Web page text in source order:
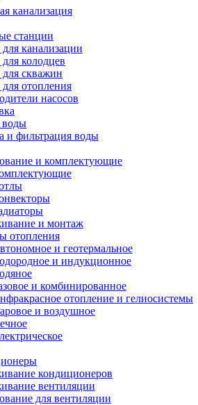
канализация
станции
канализации
колодцев
скважин
отопления
насосов
воды
и фильтрация воды
и комплектующие
и монтаж
отопления
и геотермальное
и индукционное
и комбинированное
отопление и гелиосистемы
и воздушное
кондиционеров
вентиляции
для вентиляции